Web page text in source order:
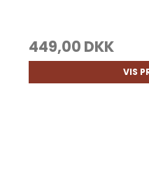
449,00 DKK
VIS